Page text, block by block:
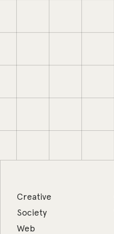
Creative
Society
Web